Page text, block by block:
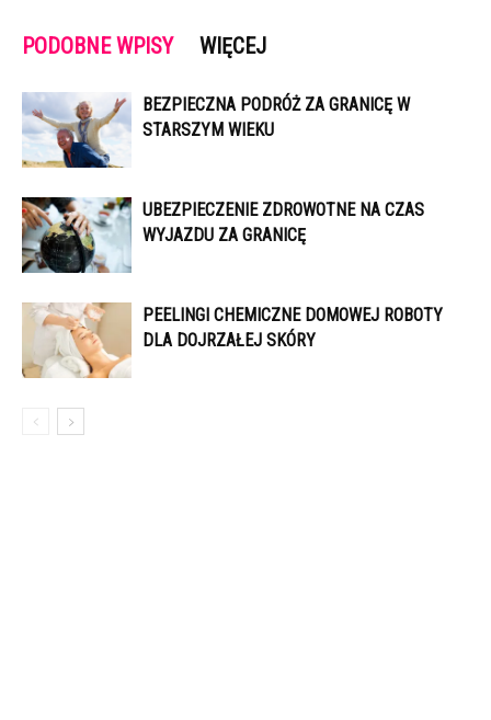
PODOBNE WPISY WIĘCEJ
BEZPIECZNA PODRÓŻ ZA GRANICĘ W
STARSZYM WIEKU
UBEZPIECZENIE ZDROWOTNE NA CZAS
WYJAZDU ZA GRANICĘ
PEELINGI CHEMICZNE DOMOWEJ ROBOTY
DLA DOJRZAŁEJ SKÓRY